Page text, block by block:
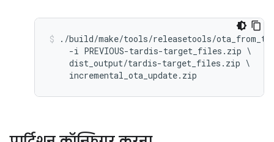
./build/make/tools/releasetools/
    -i PREVIOUS-tardis-target_files.zip \
    dist_output/tardis-target_files.zip \